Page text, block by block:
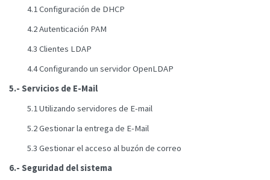
4.1 Configuración de DHCP
4.2 Autenticación PAM
4.3 Clientes LDAP
4.4 Configurando un servidor OpenLDAP
5.- Servicios de E-Mail
5.1 Utilizando servidores de E-mail
5.2 Gestionar la entrega de E-Mail
5.3 Gestionar el acceso al buzón de correo
6.- Seguridad del sistema